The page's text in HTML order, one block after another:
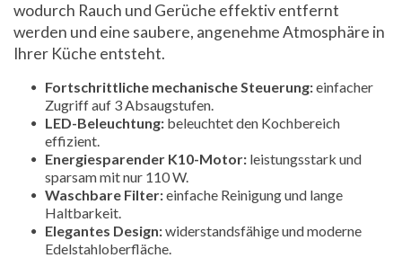
wodurch Rauch und Gerüche effektiv entfernt
werden und eine saubere, angenehme Atmosphäre in
Ihrer Küche entsteht.
Fortschrittliche mechanische Steuerung:einfacher
Zugriff auf 3 Absaugstufen.
LED-Beleuchtung: beleuchtet den Kochbereich
effizient.
Energiesparender K10-Motor: leistungsstark und
sparsam mit nur 110 W.
Waschbare Filter:einfache Reinigung und lange
Haltbarkeit.
Elegantes Design:widerstandsfähige und moderne
Edelstahloberfläche.